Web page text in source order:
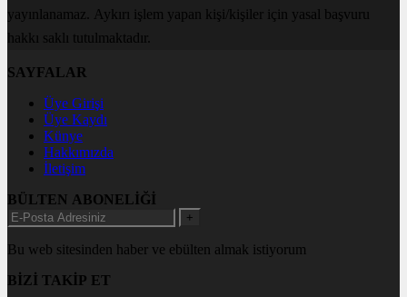
yayınlanamaz. Aykırı işlem yapan kişi/kişiler için yasal başvuru
hakkı saklı tutulmaktadır.
SAYFALAR
Üye Girişi
Üye Kaydı
Künye
Hakkımızda
İletişim
BÜLTEN ABONELİĞİ
+
Bu web sitesinden haber ve ebülten almak istiyorum
BİZİ TAKİP ET